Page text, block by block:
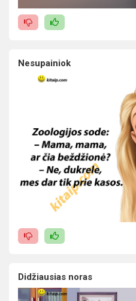
Nesupainiok
Didžiausias noras